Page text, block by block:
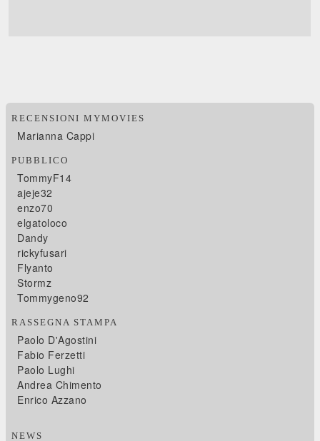
RECENSIONI MYMOVIES
Marianna Cappi
PUBBLICO
TommyF14
ajeje32
enzo70
elgatoloco
Dandy
rickyfusari
Flyanto
Stormz
Tommygeno92
RASSEGNA STAMPA
Paolo D'Agostini
Fabio Ferzetti
Paolo Lughi
Andrea Chimento
Enrico Azzano
NEWS